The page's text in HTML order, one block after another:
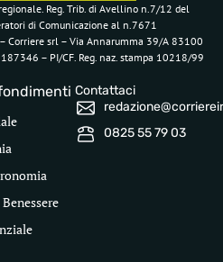
Reg. Trib. di Avellino n.7/12 del
di Comunicazione al n.7671
Corriere srl – Via Annarumma 39/A 83100
– PI/CF. Reg. naz. stampa 10218/99
Contattaci
0825 55 79 03